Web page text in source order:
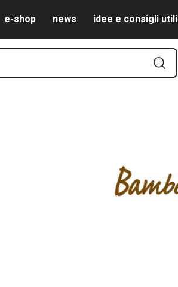
e-shop news idee e consigli utili